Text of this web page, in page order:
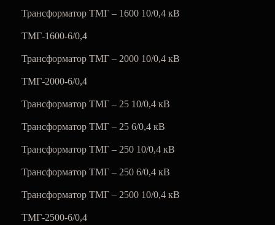
Трансформатор ТМГ – 1600 10/0,4 кВ
ТМГ-1600-6/0,4
Трансформатор ТМГ – 2000 10/0,4 кВ
ТМГ-2000-6/0,4
Трансформатор ТМГ – 25 10/0,4 кВ
Трансформатор ТМГ – 25 6/0,4 кВ
Трансформатор ТМГ – 250 10/0,4 кВ
Трансформатор ТМГ – 250 6/0,4 кВ
Трансформатор ТМГ – 2500 10/0,4 кВ
ТМГ-2500-6/0,4